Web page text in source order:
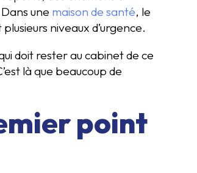
une maison de santé, le
niveaux d’urgence.
doit rester au cabinet de ce
là que beaucoup de
point